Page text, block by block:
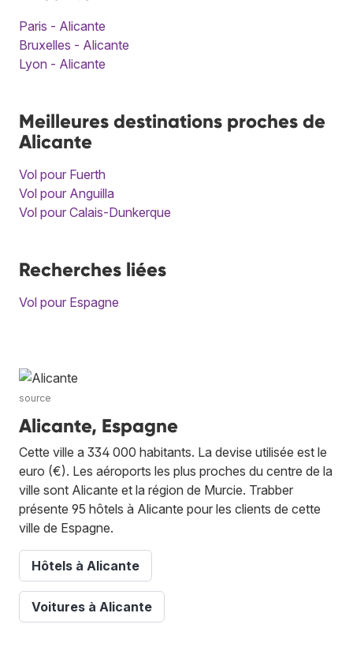
Paris - Alicante
Bruxelles - Alicante
Lyon - Alicante
Meilleures destinations proches de
Alicante
Vol pour Fuerth
Vol pour Anguilla
Vol pour Calais-Dunkerque
Recherches liées
Vol pour Espagne
source
Alicante, Espagne
Cette ville a 334 000 habitants. La devise utilisée est le
euro (€). Les aéroports les plus proches du centre de la
ville sont Alicante et la région de Murcie. Trabber
présente 95 hôtels à Alicante pour les clients de cette
ville de Espagne.
Hôtels à Alicante
Voitures à Alicante